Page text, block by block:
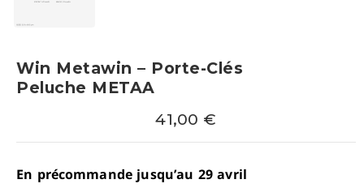
Win Metawin – Porte-Clés
Peluche METAA
41,00 €
En précommande jusqu’au 29 avril